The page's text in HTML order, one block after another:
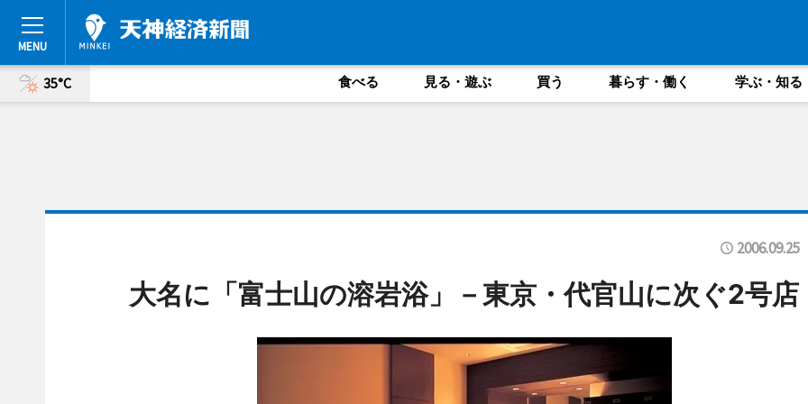
35°C 食べる 見る・遊ぶ 買う 暮らす・働く 学ぶ・知る
2006.09.25
大名に「富士山の溶岩浴」－東京・代官山に次ぐ2号店